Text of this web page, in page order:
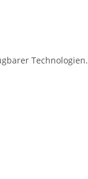
Technologien.